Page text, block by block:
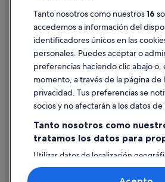
Pautas sobre el contenido y cómo
Ayuda
Cancelar un vuelo
Cancelar una reserva de hotel o de un
Utilizar un cupón de Expedia
Documentos para viajes internacionales
Tanto nosotros como nuestros16
accedemos a información del
identificadores únicos en las
personales. Puedes aceptar o
preferencias haciendo clic abajo o,
momento, a través de la página de
privacidad. Tus preferencias se
socios y no afectarán a los datos
Tanto nosotros como
tratamos los datos para
Utilizar datos de localización
activamente las características del
identificación. Almacenar la